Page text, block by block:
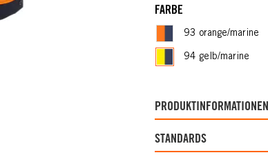
FARBE
93 orange/marine
94 gelb/marine
PRODUKTINFORMATIONEN
STANDARDS